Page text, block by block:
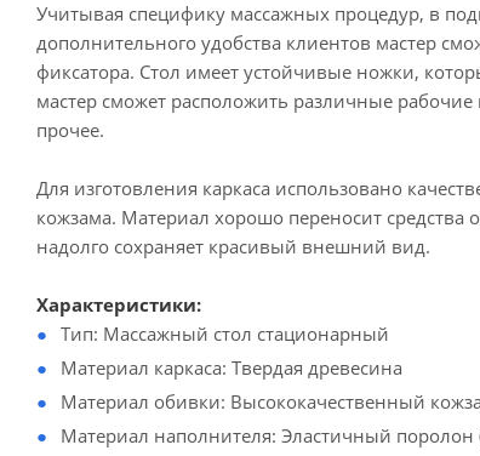
Учитывая специфику массажных процедур, в
дополнительного удобства клиентов мастер
фиксатора. Стол имеет устойчивые ножки,
мастер сможет расположить различные
прочее.
Для изготовления каркаса использовано
кожзама. Материал хорошо переносит средства
надолго сохраняет красивый внешний вид.
Характеристики:
Тип: Массажный стол стационарный
Материал каркаса: Твердая древесина
Материал обивки: Высококачественный
Материал наполнителя: Эластичный поролон